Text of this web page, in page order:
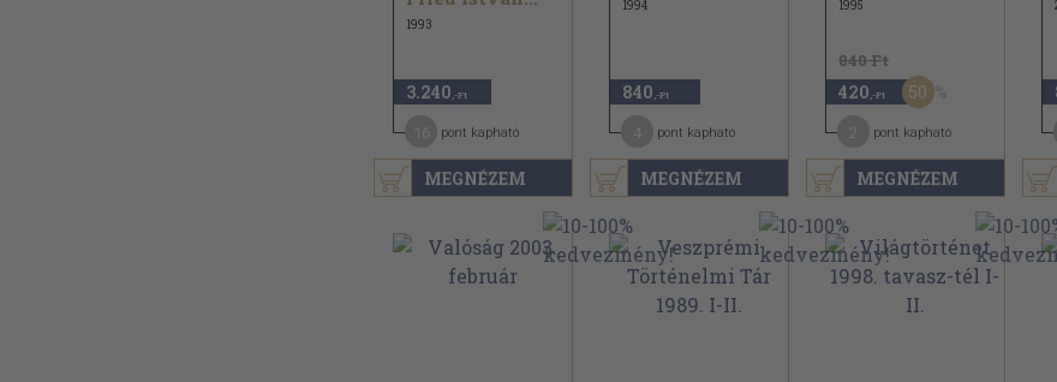
MEGNÉZEM
1993
3.240 ,-Ft
pont kapható
MEGNÉZEM
1994
840 ,-Ft
pont kapható
MEGNÉZEM
1995
840 Ft
420 ,-Ft 50
pont kapható